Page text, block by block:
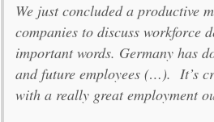
We just concluded a productive
companies to discuss
important words. Germany has
and future employees (…). It’s
with a really great employment